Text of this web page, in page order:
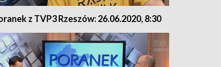
z TVP3 Rzeszów: 26.06.2020, 8:30